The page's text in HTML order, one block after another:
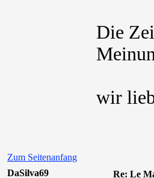
Die
wir
Zum Seitenanfang
DaSilva69
Re: Le